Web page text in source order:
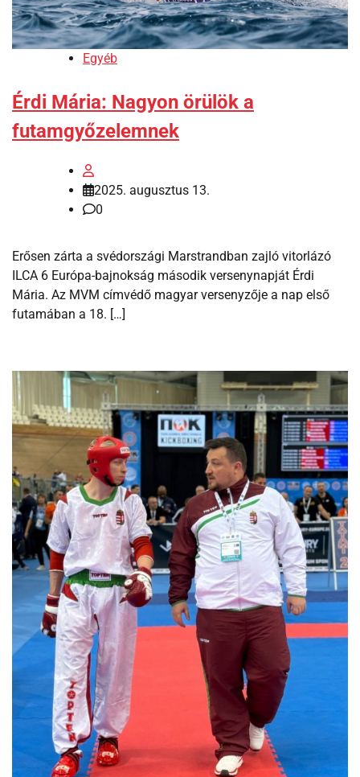
Egyéb
Érdi Mária: Nagyon örülök a
futamgyőzelemnek
2025. augusztus 13.
0
Erősen zárta a svédországi Marstrandban zajló vitorlázó
ILCA 6 Európa-bajnokság második versenynapját Érdi
Mária. Az MVM címvédő magyar versenyzője a nap első
futamában a 18. […]